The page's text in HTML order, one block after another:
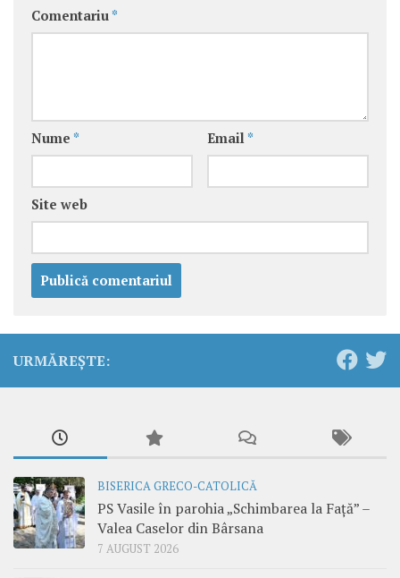
Comentariu *
Nume * Email *
Site web
URMĂREȘTE:
BISERICA GRECO-CATOLICĂ
PS Vasile în parohia „Schimbarea la Față” –
Valea Caselor din Bârsana
7 AUGUST 2026